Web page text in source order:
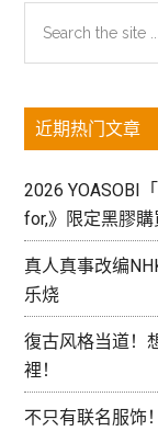
主
侧
边
栏
the
近期热门文章
2026 YOASOBI
for,》限定黑膠
真人真事改编
乐烧
復古风格当道！
裡！
不只有联名服饰